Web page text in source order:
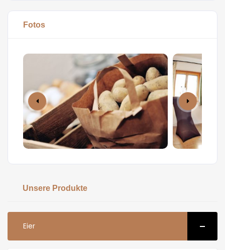
Fotos
Unsere Produkte
Eier